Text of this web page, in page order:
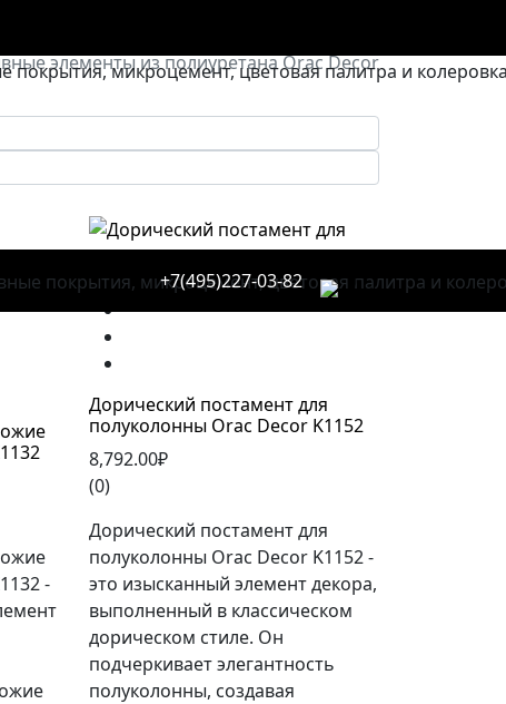
+7(495)227-03-82 0
элементы из полиуретана Orac Decor
-
В корзину
Дорический постамент для
полуколонны Orac Decor K1152
8,792.00₽
(0)
Дорический постамент для
полуколонны Orac Decor K1152 -
это изысканный элемент декора,
выполненный в классическом
дорическом стиле. Он
подчеркивает элегантность
полуколонны, создавая